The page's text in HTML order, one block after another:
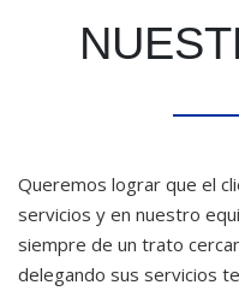
Queremos lograr que el
servicios y en nuestro
siempre de un trato
delegando sus servicios